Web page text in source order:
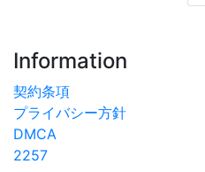
Information
契約条項
プライバシー方針
DMCA
2257